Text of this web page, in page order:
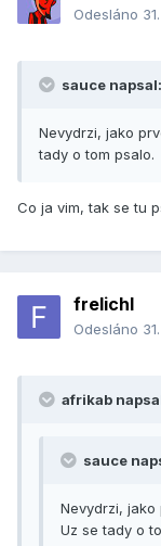
Odesláno
sauce napsal:
Nevydrzi, jako
tady o tom psalo.
Co ja vim, tak se tu
frelichl
Odesláno
afrikab
sauce
Nevydrzi, jako
Uz se tady o